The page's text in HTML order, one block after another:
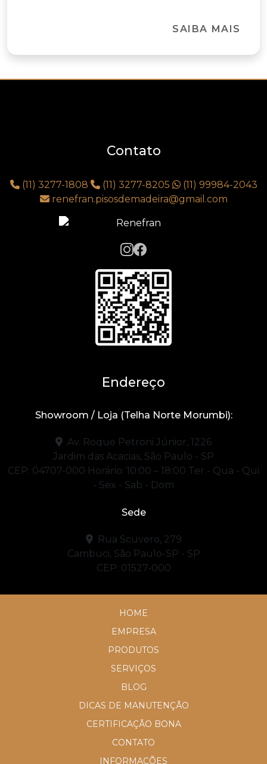
SAIBA MAIS
Contato
(11) 3277-1808 (11) 3277-8205
(11) 99984-2043
renefran.pisosdemadeira@gmail.com
Endereço
Showroom / Loja (Telha Norte Morumbi):
Av. Roque Petroni Júnior, 1226
Jardim das Acacias, São Paulo - SP
CEP: 04707-000 Horário: 10:00 – 18:00 Ter - Qua - Qui
- Sex - Sab - Dom
Sede
Rua Scuvero, 279
Cambuci, São Paulo-SP - SP
CEP: 01527-000
HOME
EMPRESA
PRODUTOS
SERVIÇOS
BLOG
DICAS DE MANUTENÇÃO
CERTIFICAÇÃO BONA
CONTATO
INFORMAÇÕES